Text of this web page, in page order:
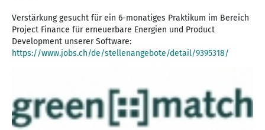
Verstärkung gesucht für ein 6-monatiges Praktikum im Bereich
Project Finance für erneuerbare Energien und Product
Development unserer Software:
https://www.jobs.ch/de/stellenangebote/detail/9395318/